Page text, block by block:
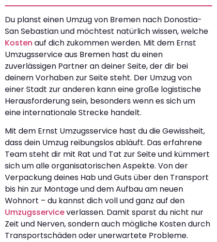
Du planst einen Umzug von Bremen nach Donostia-
San Sebastian und möchtest natürlich wissen, welche
Kosten auf dich zukommen werden. Mit dem Ernst
Umzugsservice aus Bremen hast du einen
zuverlässigen Partner an deiner Seite, der dir bei
deinem Vorhaben zur Seite steht. Der Umzug von
einer Stadt zur anderen kann eine große logistische
Herausforderung sein, besonders wenn es sich um
eine internationale Strecke handelt.
Mit dem Ernst Umzugsservice hast du die Gewissheit,
dass dein Umzug reibungslos abläuft. Das erfahrene
Team steht dir mit Rat und Tat zur Seite und kümmert
sich um alle organisatorischen Aspekte. Von der
Verpackung deines Hab und Guts über den Transport
bis hin zur Montage und dem Aufbau am neuen
Wohnort – du kannst dich voll und ganz auf den
Umzugsserviceverlassen. Damit sparst du nicht nur
Zeit und Nerven, sondern auch mögliche Kosten durch
Transportschäden oder unerwartete Probleme.